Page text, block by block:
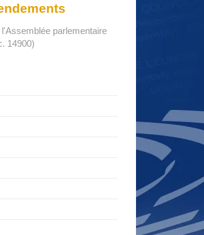
parlementaire
14900)